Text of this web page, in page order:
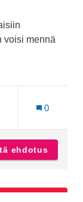
voisi mennä
Raunistula
0
ehdotus